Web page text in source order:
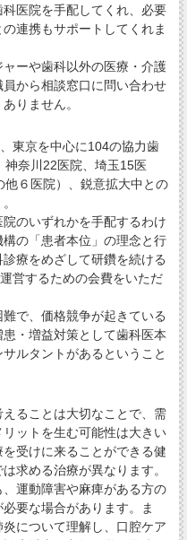
医院を手配してくれ、必要
連携もサポートしてくれま
ーや歯科以外の医療・介護
から相談窓口に問い合わせ
りません。
東京を中心に104の協力歯
神奈川22医院、埼玉15医
６医院）、鋭意拡大中との
のいずれかを手配するわけ
の「患者本位」の理念と行
療をめざして研鑽を続ける
営するための会費をいただ
で、価格競争が起きている
・増益対策として歯科医本
ルタントがあるということ
えることは大切なことで、需
ットを生む可能性は大きい
受けに来ることができる健
求める治療が異なります。
運動障害や麻痺がある方の
要な場合があります。ま
について理解し、口腔ケア